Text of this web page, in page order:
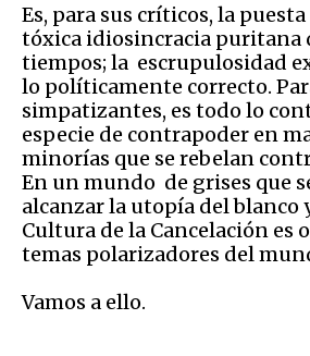
Es, para sus críticos, la
tóxica idiosincracia puritana
tiempos; la escrupulosidad
lo políticamente correcto.
simpatizantes, es todo lo
especie de contrapoder en
minorías que se rebelan
En un mundo de grises que
alcanzar la utopía del blanco
Cultura de la Cancelación es
temas polarizadores del
Vamos a ello.